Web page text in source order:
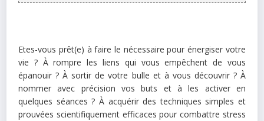
Etes-vous prêt(e) à faire le nécessaire pour énergiser votre
vie ? À rompre les liens qui vous empêchent de vous
épanouir ? À sortir de votre bulle et à vous découvrir ? À
nommer avec précision vos buts et à les activer en
quelques séances ? À acquérir des techniques simples et
prouvées scientifiquement efficaces pour combattre stress